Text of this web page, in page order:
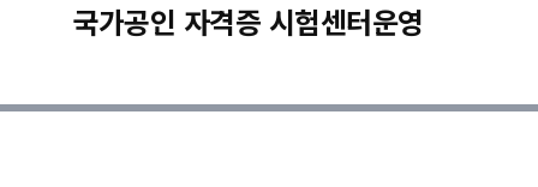
국가공인 자격증 시험센터운영